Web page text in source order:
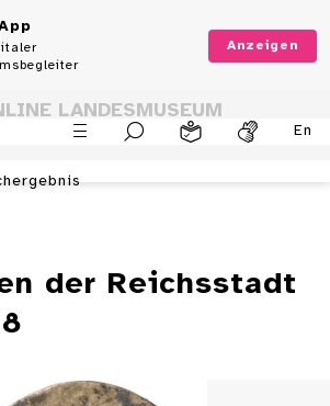
Anzeigen
En
LANDESMUSEUM
der Reichsstadt